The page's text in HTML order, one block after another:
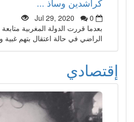
Jul 29, 2020
0
بعدما قررت الدولة المغربية
الراضي في حالة اعتقال بتهم غبية
إقتصادي